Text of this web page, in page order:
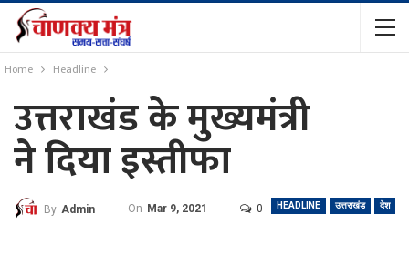
Home Headline
उत्तराखंड के मुख्यमंत्री
ने दिया इस्तीफा
HEADLINE उत्तराखंड देश
By Admin On Mar 9, 2021 0